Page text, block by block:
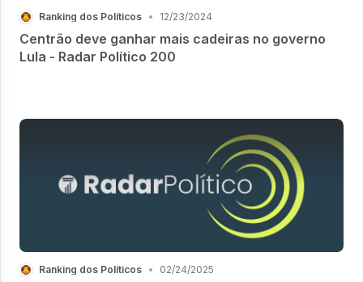
Ranking dos Políticos • 12/23/2024
Centrão deve ganhar mais cadeiras no governo
Lula - Radar Político 200
Ranking dos Políticos • 02/24/2025